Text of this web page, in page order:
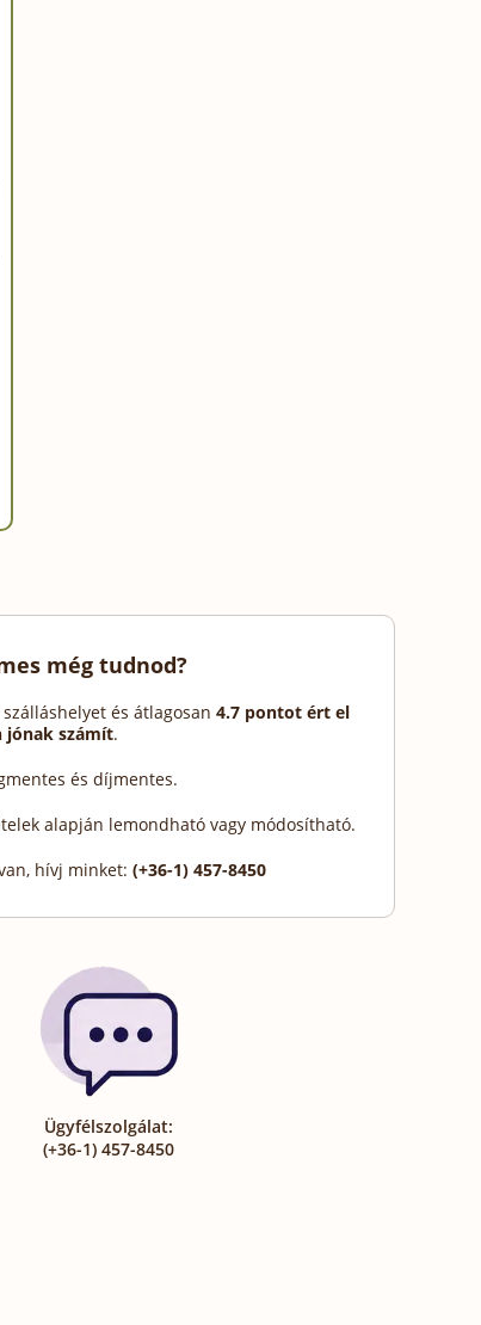
még tudnod?
szálláshelyet és átlagosan 4.7 pontot ért el
jónak számít.
és díjmentes.
alapján lemondható vagy módosítható.
hívj minket: (+36-1) 457-8450
Ügyfélszolgálat:
(+36-1) 457-8450